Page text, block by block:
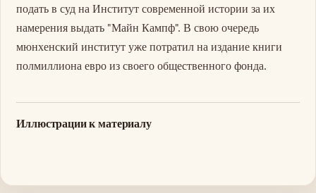
подать в суд на Институт современной истории за их
намерения выдать "Майн Кампф". В свою очередь
мюнхенский институт уже потратил на издание книги
полмиллиона евро из своего общественного фонда.
Иллюстрации к материалу